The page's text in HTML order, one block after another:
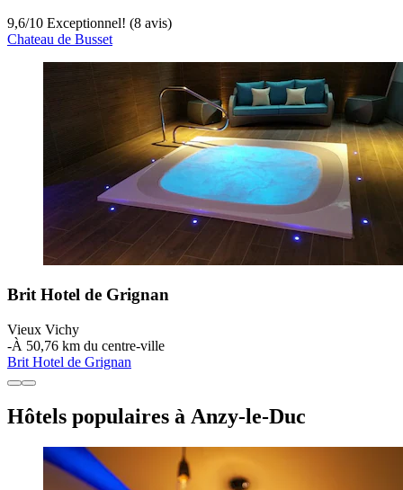
9,6/10 Exceptionnel! (8 avis)
Chateau de Busset
Brit Hotel de Grignan
Vieux Vichy
‐À 50,76 km du centre-ville
Brit Hotel de Grignan
Hôtels populaires à Anzy-le-Duc